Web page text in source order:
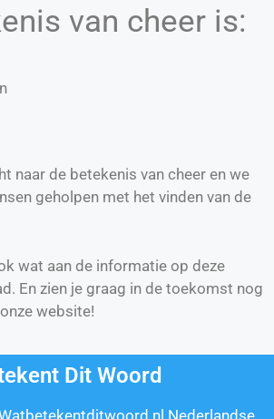
van cheer is:
naar de betekenis van cheer en we
geholpen met het vinden van de
wat aan de informatie op deze
En zien je graag in de toekomst nog
website!
Dit Woord